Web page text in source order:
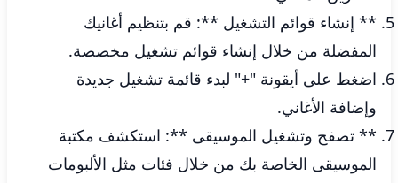
** إنشاء قوائم التشغيل **: قم بتنظيم أغانيك
المفضلة من خلال إنشاء قوائم تشغيل مخصصة.
اضغط على أيقونة "+" لبدء قائمة تشغيل جديدة
وإضافة الأغاني.
** تصفح وتشغيل الموسيقى **: استكشف مكتبة
الموسيقى الخاصة بك من خلال فئات مثل الألبومات